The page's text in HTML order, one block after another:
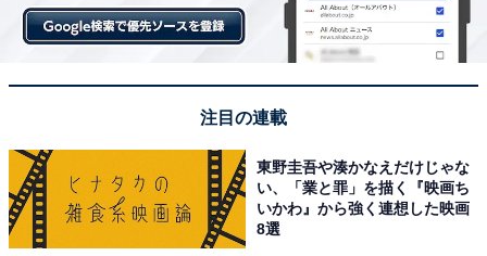
注目の連載
東野圭吾や湊かなえだけじゃな
い、「業と罪」を描く『映画ち
いかわ』から強く連想した映画
8選